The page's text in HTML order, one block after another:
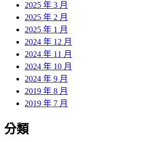
2025 年 3 月
2025 年 2 月
2025 年 1 月
2024 年 12 月
2024 年 11 月
2024 年 10 月
2024 年 9 月
2019 年 8 月
2019 年 7 月
分類